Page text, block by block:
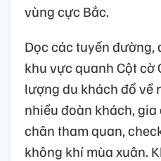
vùng cực Bắc.
Dọc các tuyến đường,
khu vực quanh Cột cờ
lượng du khách đổ về
nhiều đoàn khách,
chân tham quan,
không khí mùa xuân.